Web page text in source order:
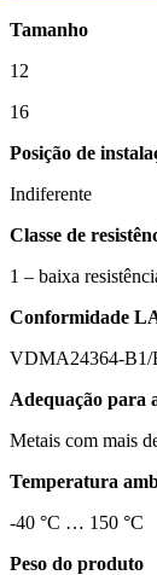
Tamanho
12
16
Posição de
Indiferente
Classe de
1 – baixa
Conformidade
VDMA24364-B1/
Adequação para
Metais com mais
Temperatura
-40 °C … 150 °C
Peso do produto